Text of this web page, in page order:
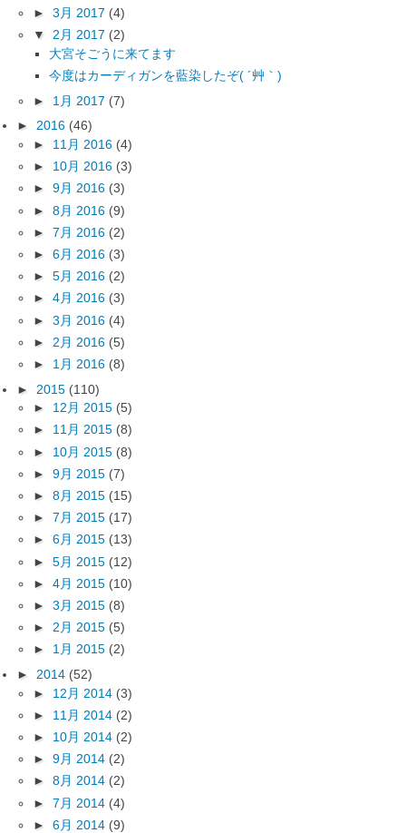
► 3月 2017 (4)
▼ 2月 2017 (2)
大宮そごうに来てます
今度はカーディガンを藍染したぞ( ´艸｀)
► 1月 2017 (7)
► 2016 (46)
► 11月 2016 (4)
► 10月 2016 (3)
► 9月 2016 (3)
► 8月 2016 (9)
► 7月 2016 (2)
► 6月 2016 (3)
► 5月 2016 (2)
► 4月 2016 (3)
► 3月 2016 (4)
► 2月 2016 (5)
► 1月 2016 (8)
► 2015 (110)
► 12月 2015 (5)
► 11月 2015 (8)
► 10月 2015 (8)
► 9月 2015 (7)
► 8月 2015 (15)
► 7月 2015 (17)
► 6月 2015 (13)
► 5月 2015 (12)
► 4月 2015 (10)
► 3月 2015 (8)
► 2月 2015 (5)
► 1月 2015 (2)
► 2014 (52)
► 12月 2014 (3)
► 11月 2014 (2)
► 10月 2014 (2)
► 9月 2014 (2)
► 8月 2014 (2)
► 7月 2014 (4)
► 6月 2014 (9)